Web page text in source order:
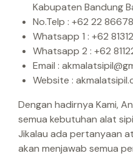
Kabupaten Bandung
No.Telp : +62 22
Whatsapp 1 : +62
Whatsapp 2 : +62
Email :
Website :
Dengan hadirnya Kami,
semua kebutuhan alat
Jikalau ada pertanyaan
akan menjawab semua